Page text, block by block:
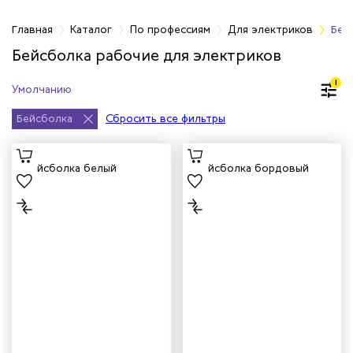
Главная Каталог По профессиям Для электриков
Бейсболка рабочие для электриков
1
Бейсболка Сбросить все фильтры